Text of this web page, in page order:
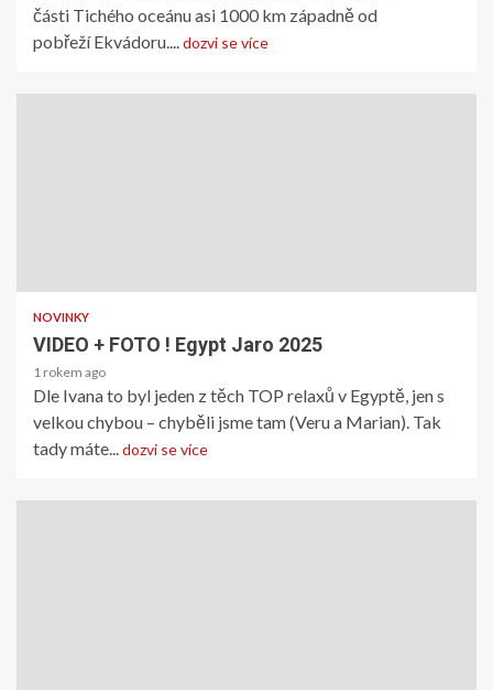
části Tichého oceánu asi 1000 km západně od
pobřeží Ekvádoru....dozvi se více
NOVINKY
VIDEO + FOTO ! Egypt Jaro 2025
1 rokem ago
Dle Ivana to byl jeden z těch TOP relaxů v Egyptě, jen s
velkou chybou – chyběli jsme tam (Veru a Marian). Tak
tady máte...dozvi se více